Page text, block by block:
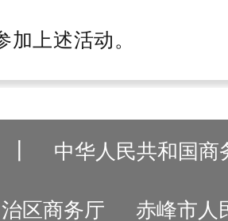
加上述活动。
中华人民共和国商
区商务厅 赤峰市人